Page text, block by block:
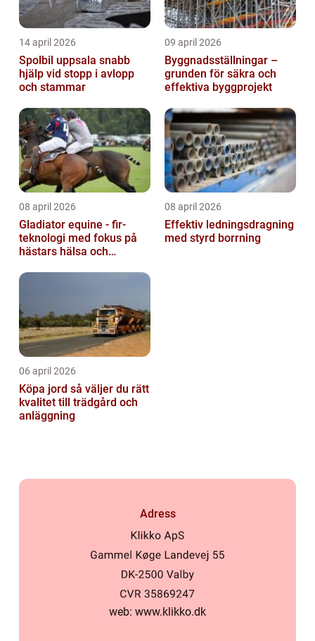
14 april 2026
Spolbil uppsala snabb
hjälp vid stopp i avlopp
och stammar
09 april 2026
Byggnadsställningar –
grunden för säkra och
effektiva byggprojekt
08 april 2026
Gladiator equine - fir-
teknologi med fokus på
hästars hälsa och
08 april 2026
Effektiv ledningsdragning
med styrd borrning
06 april 2026
Köpa jord så väljer du rätt
kvalitet till trädgård och
anläggning
Adress
web: www.klikko.dk